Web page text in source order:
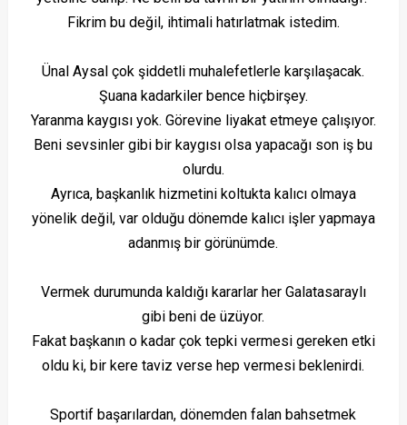
Fikrim bu değil, ihtimali hatırlatmak istedim.
Ünal Aysal çok şiddetli muhalefetlerle karşılaşacak.
Şuana kadarkiler bence hiçbirşey.
Yaranma kaygısı yok. Görevine liyakat etmeye çalışıyor.
Beni sevsinler gibi bir kaygısı olsa yapacağı son iş bu
olurdu.
Ayrıca, başkanlık hizmetini koltukta kalıcı olmaya
yönelik değil, var olduğu dönemde kalıcı işler yapmaya
adanmış bir görünümde.
Vermek durumunda kaldığı kararlar her Galatasaraylı
gibi beni de üzüyor.
Fakat başkanın o kadar çok tepki vermesi gereken etki
oldu ki, bir kere taviz verse hep vermesi beklenirdi.
Sportif başarılardan, dönemden falan bahsetmek